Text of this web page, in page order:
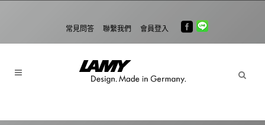
常見問答 聯繫我們 會員登入